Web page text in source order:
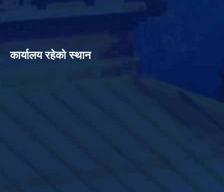
कार्यालय रहेको स्थान